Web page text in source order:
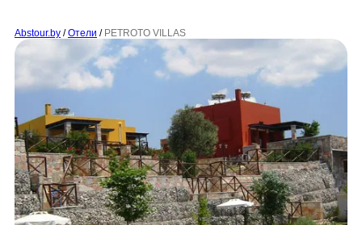
Abstour.by / Отели / PETROTO VILLAS